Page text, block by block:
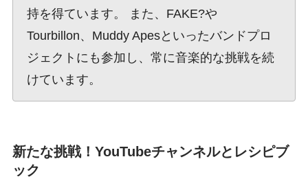
持を得ています。 また、FAKE?や
Tourbillon、Muddy Apesといったバンドプロ
ジェクトにも参加し、常に音楽的な挑戦を続
けています。
新たな挑戦！YouTubeチャンネルとレシピブ
ック